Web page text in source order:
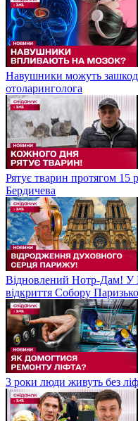
Навушники можуть
отоларинголога
Рятує тварин протягом 15
Бердичева
Відновлений Нотр-Дам! У
відкриття Собору
3 роки люди живуть без